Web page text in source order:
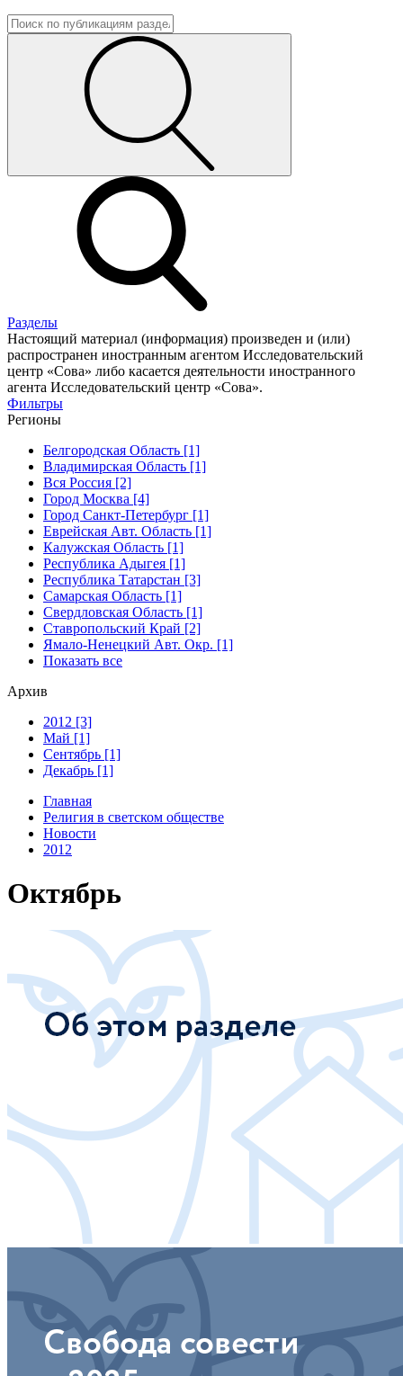
Разделы
Настоящий материал (информация) произведен и (или)
распространен иностранным агентом Исследовательский
центр «Сова» либо касается деятельности иностранного
агента Исследовательский центр «Сова».
Фильтры
Регионы
Белгородская Область [1]
Владимирская Область [1]
Вся Россия [2]
Город Москва [4]
Город Санкт-Петербург [1]
Еврейская Авт. Область [1]
Калужская Область [1]
Республика Адыгея [1]
Республика Татарстан [3]
Самарская Область [1]
Свердловская Область [1]
Ставропольский Край [2]
Ямало-Ненецкий Авт. Окр. [1]
Показать все
Архив
2012 [3]
Май [1]
Сентябрь [1]
Декабрь [1]
Главная
Религия в светском обществе
Новости
2012
Октябрь